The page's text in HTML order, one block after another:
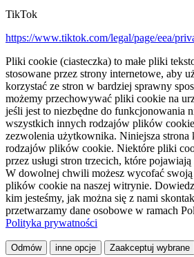
TikTok
https://www.tiktok.com/legal/page/eea/
Pliki cookie (ciasteczka) to małe pliki
stosowane przez strony internetowe, aby
korzystać ze stron w bardziej sprawny
możemy przechowywać pliki cookie na
jeśli jest to niezbędne do funkcjonowania
wszystkich innych rodzajów plików
zezwolenia użytkownika. Niniejsza strona
rodzajów plików cookie. Niektóre pliki
przez usługi stron trzecich, które pojawiają
W dowolnej chwili możesz wycofać
plików cookie na naszej witrynie.
kim jesteśmy, jak można się z nami
przetwarzamy dane osobowe w ramach
Polityka prywatności
Odmów inne opcje Zaakceptuj wybrane